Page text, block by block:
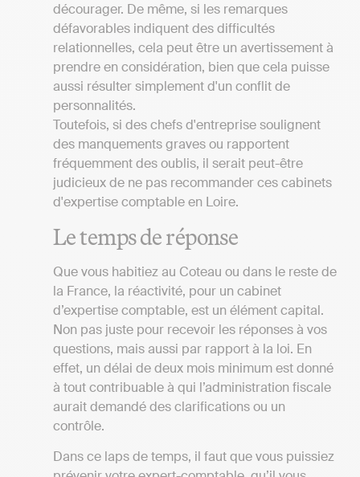
décourager. De même, si les remarques
défavorables indiquent des difficultés
relationnelles, cela peut être un avertissement à
prendre en considération, bien que cela puisse
aussi résulter simplement d'un conflit de
personnalités.
Toutefois, si des chefs d'entreprise soulignent
des manquements graves ou rapportent
fréquemment des oublis, il serait peut-être
judicieux de ne pas recommander ces cabinets
d'expertise comptable en Loire.
Le temps de réponse
Que vous habitiez au Coteau ou dans le reste de
la France, la réactivité, pour un cabinet
d’expertise comptable, est un élément capital.
Non pas juste pour recevoir les réponses à vos
questions, mais aussi par rapport à la loi. En
effet, un délai de deux mois minimum est donné
à tout contribuable à qui l’administration fiscale
aurait demandé des clarifications ou un
contrôle.
Dans ce laps de temps, il faut que vous puissiez